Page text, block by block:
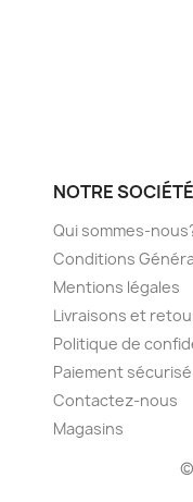
NOTRE SOCIÉTÉ
Qui sommes-
Conditions
Mentions légales
Livraisons et
Politique de
Paiement sécurisé
Contactez-nous
Magasins